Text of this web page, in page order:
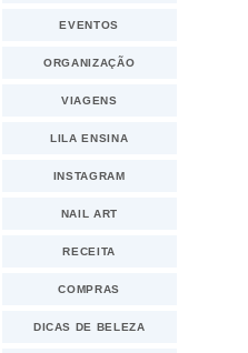
EVENTOS
ORGANIZAÇÃO
VIAGENS
LILA ENSINA
INSTAGRAM
NAIL ART
RECEITA
COMPRAS
DICAS DE BELEZA